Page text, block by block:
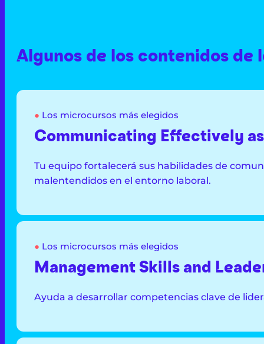
Algunos de los contenidos de
● Los microcursos más elegidos
Communicating Effectively
Tu equipo fortalecerá sus habilidades de
malentendidos en el entorno laboral.
● Los microcursos más elegidos
Management Skills and
Ayuda a desarrollar competencias clave de